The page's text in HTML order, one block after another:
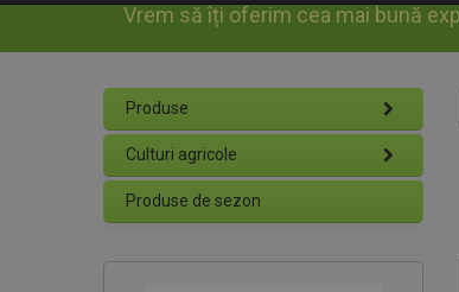
Vrem să îți oferim cea mai bună
Produse
Culturi agricole
Produse de sezon